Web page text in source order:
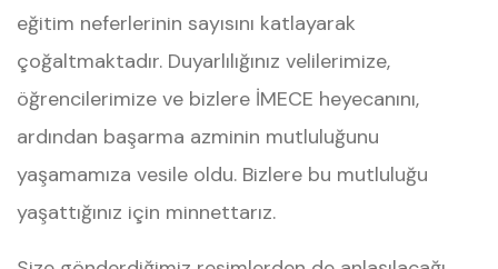
eğitim neferlerinin sayısını katlayarak
çoğaltmaktadır. Duyarlılığınız velilerimize,
öğrencilerimize ve bizlere İMECE heyecanını,
ardından başarma azminin mutluluğunu
yaşamamıza vesile oldu. Bizlere bu mutluluğu
yaşattığınız için minnettarız.